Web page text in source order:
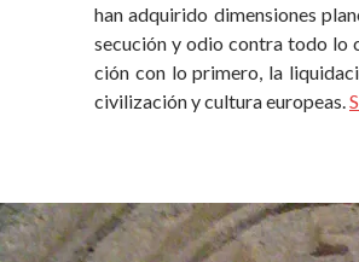
han adquirido dimensiones
secución y odio contra todo lo
ción con lo primero, la
civilización y cultura europeas.